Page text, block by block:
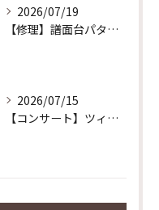
2026/07/19
【修理】譜面台パタパタを改善！ストレス解消！
2026/07/15
【コンサート】ツィンマーマンのグランドピアノ♪木目猫足グラン...